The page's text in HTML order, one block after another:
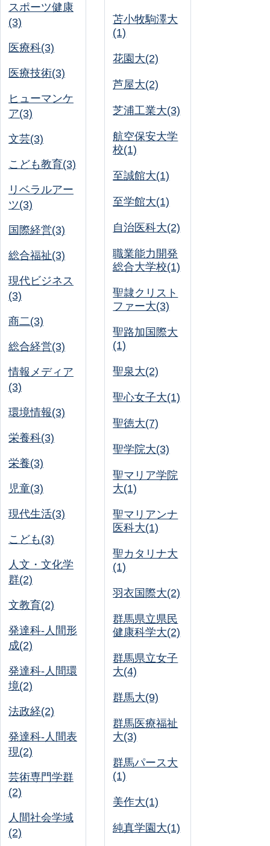
スポーツ健康
(3)
医療科(3)
医療技術(3)
ヒューマンケ
ア(3)
文芸(3)
こども教育(3)
リベラルアー
ツ(3)
国際経営(3)
総合福祉(3)
現代ビジネス
(3)
商二(3)
総合経営(3)
情報メディア
(3)
環境情報(3)
栄養科(3)
栄養(3)
児童(3)
現代生活(3)
こども(3)
人文・文化学
群(2)
文教育(2)
発達科-人間形
成(2)
発達科-人間環
境(2)
法政経(2)
発達科-人間表
現(2)
芸術専門学群
(2)
人間社会学域
(2)
苫小牧駒澤大
(1)
花園大(2)
芦屋大(2)
芝浦工業大(3)
航空保安大学
校(1)
至誠館大(1)
至学館大(1)
自治医科大(2)
職業能力開発
総合大学校(1)
聖隷クリスト
ファー大(3)
聖路加国際大
(1)
聖泉大(2)
聖心女子大(1)
聖徳大(7)
聖学院大(3)
聖マリア学院
大(1)
聖マリアンナ
医科大(1)
聖カタリナ大
(1)
羽衣国際大(2)
群馬県立県民
健康科学大(2)
群馬県立女子
大(4)
群馬大(9)
群馬医療福祉
大(3)
群馬パース大
(1)
美作大(1)
純真学園大(1)